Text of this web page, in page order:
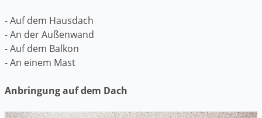
- Auf dem Hausdach
- An der Außenwand
- Auf dem Balkon
- An einem Mast
Anbringung auf dem Dach